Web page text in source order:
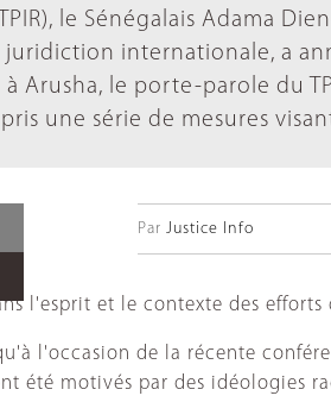
le Sénégalais Adama
juridiction internationale, a
à Arusha, le porte-parole du
une série de mesures
Par Justice Info
l'esprit et le contexte des
l'occasion de la récente
été motivés par des